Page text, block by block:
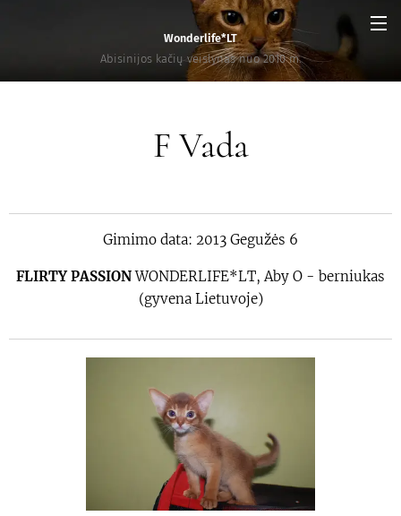
Wonderlife*LT
Abisinijos kačių veislynas nuo 2010 m.
F Vada
Gimimo data: 2013 Gegužės 6
FLIRTY PASSIONWONDERLIFE*LT, Aby O - berniukas
(gyvena Lietuvoje)